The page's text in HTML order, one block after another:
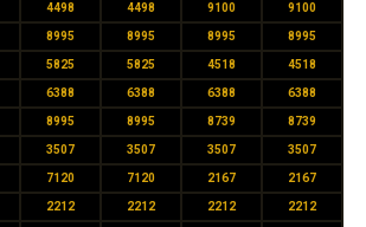
4498 4498 9100 9100
8995 8995 8995 8995
5825 5825 4518 4518
6388 6388 6388 6388
8995 8995 8739 8739
3507 3507 3507 3507
7120 7120 2167 2167
2212 2212 2212 2212